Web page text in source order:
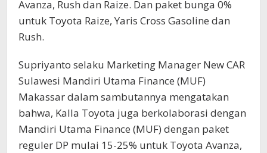
Avanza, Rush dan Raize. Dan paket bunga 0%
untuk Toyota Raize, Yaris Cross Gasoline dan
Rush.
Supriyanto selaku Marketing Manager New CAR
Sulawesi Mandiri Utama Finance (MUF)
Makassar dalam sambutannya mengatakan
bahwa, Kalla Toyota juga berkolaborasi dengan
Mandiri Utama Finance (MUF) dengan paket
reguler DP mulai 15-25% untuk Toyota Avanza,